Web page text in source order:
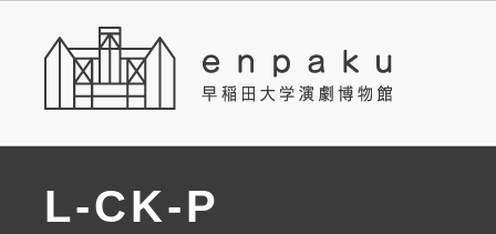
L-CK-P